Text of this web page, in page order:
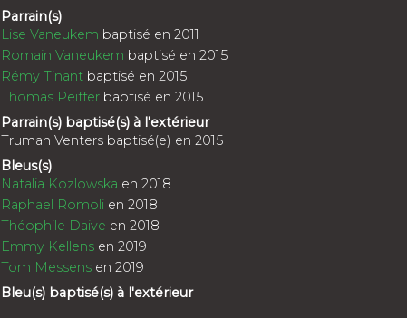
Parrain(s)
Lise Vaneukem baptisé en 2011
Romain Vaneukem baptisé en 2015
Rémy Tinantbaptisé en 2015
Thomas Peifferbaptisé en 2015
Parrain(s) baptisé(s) à l'extérieur
Truman Venters baptisé(e) en 2015
Bleus(s)
Natalia Kozlowska en 2018
Raphael Romolien 2018
Théophile Daive en 2018
Emmy Kellensen 2019
Tom Messensen 2019
Bleu(s) baptisé(s) à l'extérieur